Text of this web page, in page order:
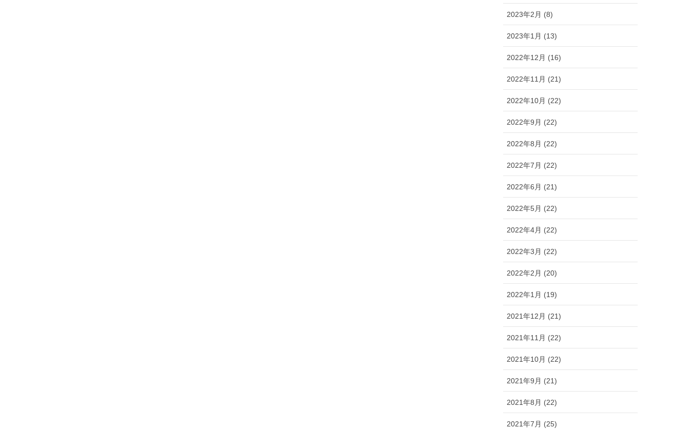
2023年2月 (8)
2023年1月 (13)
2022年12月 (16)
2022年11月 (21)
2022年10月 (22)
2022年9月 (22)
2022年8月 (22)
2022年7月 (22)
2022年6月 (21)
2022年5月 (22)
2022年4月 (22)
2022年3月 (22)
2022年2月 (20)
2022年1月 (19)
2021年12月 (21)
2021年11月 (22)
2021年10月 (22)
2021年9月 (21)
2021年8月 (22)
2021年7月 (25)